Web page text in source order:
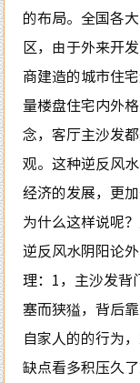
的布局。全国各
区，由于外来开
商建造的城市住
量楼盘住宅内外
念，客厅主沙发
观。这种逆反风
经济的发展，更
为什么这样说呢
逆反风水阴阳论
理：1，主沙发背
塞而狭獈，背后
自家人的的行为
缺点看多积压久